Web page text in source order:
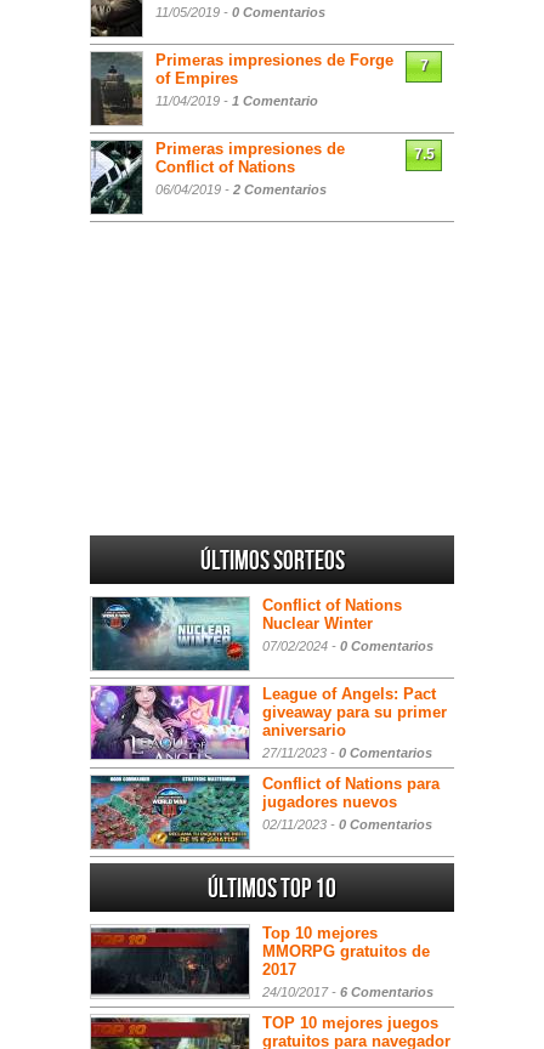
11/05/2019 - 0 Comentarios
Primeras impresiones de Forge
of Empires
11/04/2019 - 1 Comentario
7
Primeras impresiones de
Conflict of Nations
06/04/2019 - 2 Comentarios
7.5
Últimos sorteos
Conflict of Nations
Nuclear Winter
07/02/2024 - 0 Comentarios
League of Angels: Pact
giveaway para su primer
aniversario
27/11/2023 - 0 Comentarios
Conflict of Nations para
jugadores nuevos
02/11/2023 - 0 Comentarios
Últimos Top 10
Top 10 mejores
MMORPG gratuitos de
2017
24/10/2017 - 6 Comentarios
TOP 10 mejores juegos
gratuitos para navegador